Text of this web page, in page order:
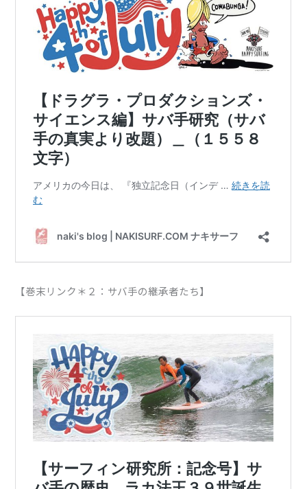
【巻末リンク＊２：サバ手の継承者たち】